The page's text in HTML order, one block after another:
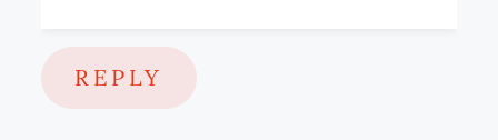
REPLY